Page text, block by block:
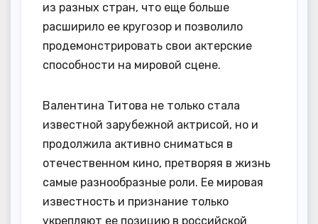
из разных стран, что еще больше
расширило ее кругозор и позволило
продемонстрировать свои актерские
способности на мировой сцене.
Валентина Титова не только стала
известной зарубежной актрисой, но и
продолжила активно сниматься в
отечественном кино, претворяя в жизнь
самые разнообразные роли. Ее мировая
известность и признание только
укрепляют ее позицию в российской